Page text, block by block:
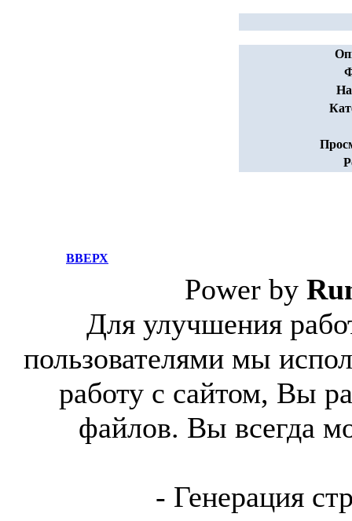
ВВЕРХ
Power by
Для улучшения
пользователями мы
работу с сайтом, Вы
файлов. Вы всегда
- Генерация